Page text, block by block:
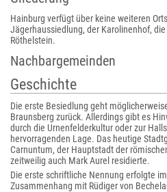
Hainburg verfügt über keine weiteren
Jägerhaussiedlung, der Karolinenhof,
Röthelstein.
Nachbargemeinden
Geschichte
Die erste Besiedlung geht
Braunsberg zurück. Allerdings gibt es
durch die Urnenfelderkultur oder zur
hervorragenden Lage. Das heutige
Carnuntum, der Hauptstadt der
zeitweilig auch Mark Aurel residierte.
Die erste schriftliche Nennung erfolgte
Zusammenhang mit Rüdiger von